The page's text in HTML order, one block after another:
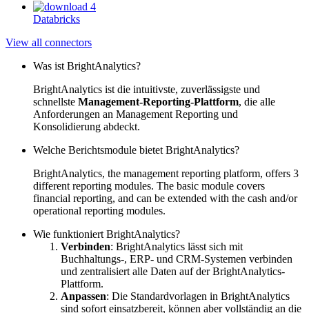
Databricks
View all connectors
Was ist BrightAnalytics?
BrightAnalytics ist die intuitivste, zuverlässigste und
schnellste Management-Reporting-Plattform, die alle
Anforderungen an Management Reporting und
Konsolidierung abdeckt.
Welche Berichtsmodule bietet BrightAnalytics?
BrightAnalytics, the management reporting platform, offers 3
different reporting modules. The basic module covers
financial reporting, and can be extended with the cash and/or
operational reporting modules.
Wie funktioniert BrightAnalytics?
Verbinden: BrightAnalytics lässt sich mit
Buchhaltungs-, ERP- und CRM-Systemen verbinden
und zentralisiert alle Daten auf der BrightAnalytics-
Plattform.
Anpassen: Die Standardvorlagen in BrightAnalytics
sind sofort einsatzbereit, können aber vollständig an die